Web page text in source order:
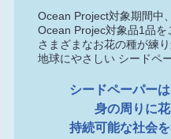
Ocean Project対象期間中、
Ocean Projec対象品1品を
さまざまなお花の種が練
地球にやさしい シードペ
シードペーパー
身の周りに花
持続可能な社会